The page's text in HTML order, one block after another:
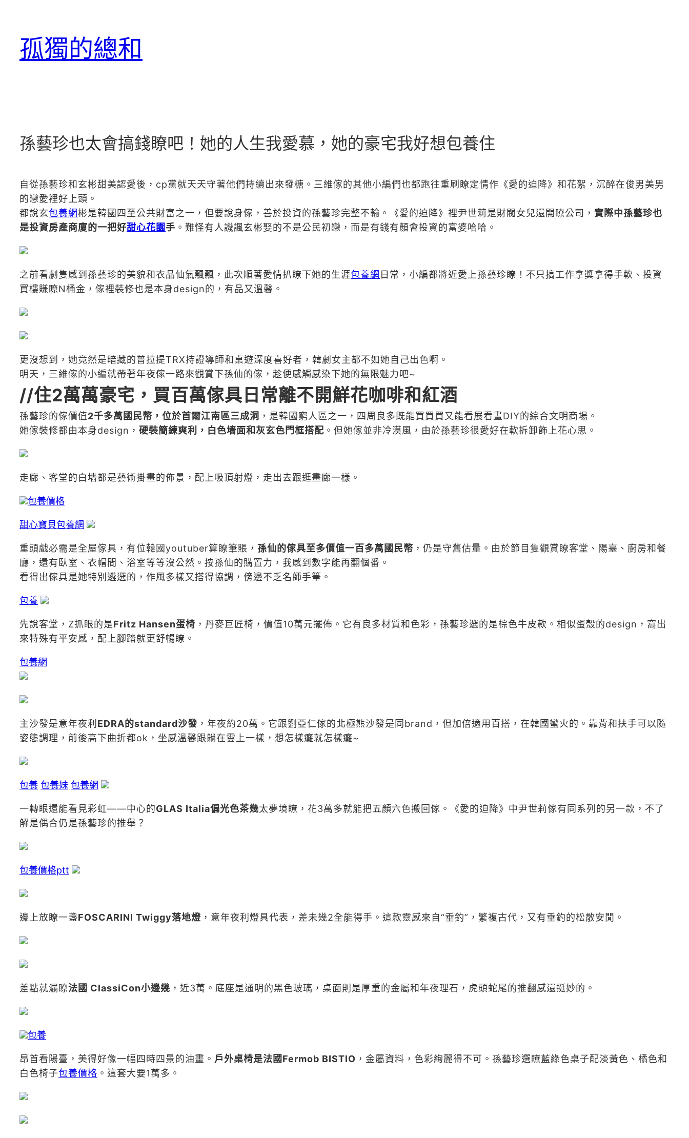
孤獨的總和
孫藝珍也太會搞錢瞭吧！她的人生我愛慕，她的豪宅我好想包養住
自從孫藝珍和玄彬甜美認愛後，cp黨就天天守著他們持續出來發糖。三維傢的其他小編們也都跑往重刷瞭定情作《愛的迫降》和花絮，沉醉在俊男美男
的戀愛裡好上頭。
都說玄包養網彬是韓國四至公共財富之一，但要說身傢，善於投資的孫藝珍完整不輸。《愛的迫降》裡尹世莉是財閥女兒還開瞭公司， 實際中孫藝珍也
是投資房產商廈的一把好甜心花園 手 。難怪有人譏諷玄彬娶的不是公民初戀，而是有錢有顏會投資的富婆哈哈。
之前看劇隻感到孫藝珍的美貌和衣品仙氣飄飄，此次順著愛情扒瞭下她的生涯包養網 日常，小編都將近愛上孫藝珍瞭！不只搞工作拿獎拿得手軟、投資
買樓賺瞭N桶金，傢裡裝修也是本身design的，有品又溫馨。
更沒想到，她竟然是暗藏的普拉提TRX持證導師和桌遊深度喜好者，韓劇女主都不如她自己出色啊。
明天，三維傢的小編就帶著年夜傢一路來觀賞下孫仙的傢，趁便感觸感染下她的無限魅力吧~
//住2萬萬豪宅，買百萬傢具 日常離不開鮮花咖啡和紅酒
孫藝珍的傢價值2千多萬國民幣，位於首爾江南區三成洞 ，是韓國窮人區之一，四周良多既能買買買又能看展看畫DIY的綜合文明商場。
她傢裝修都由本身design， 硬裝簡練爽利，白色墻面和灰玄色門框搭配 。但她傢並非冷漠風，由於孫藝珍很愛好在軟拆卸飾上花心思。
走廊、客堂的白墻都是藝術掛畫的佈景，配上吸頂射燈，走出去跟逛畫廊一樣。
包養價格
甜心寶貝包養網
重頭戲必需是全屋傢具，有位韓國youtuber算瞭筆賬， 孫仙的傢具至多價值一百多萬國民幣 ，仍是守舊估量。由於節目隻觀賞瞭客堂、陽臺、廚房和餐
廳，還有臥室、衣帽間、浴室等等沒公然。按孫仙的購置力，我感到數字能再翻個番。
看得出傢具是她特別遴選的，作風多樣又搭得協調，傍邊不乏名師手筆。
包養
先說客堂，Z抓眼的是Fritz Hansen蛋椅 ，丹麥巨匠椅，價值10萬元擺佈。它有良多材質和色彩，孫藝珍選的是棕色牛皮款。相似蛋殼的design，窩出
來特殊有平安感，配上腳踏就更舒暢瞭。
包養網
主沙發是意年夜利 EDRA的standard沙發 ，年夜約20萬。它跟劉亞仁傢的北極熊沙發是同brand，但加倍適用百搭，在韓國蠻火的。靠背和扶手可以隨
姿態調理，前後高下曲折都ok，坐感溫馨跟躺在雲上一樣，想怎樣癱就怎樣癱~
包養 包養妹 包養網
一轉眼還能看見彩虹——中心的GLAS Italia偏光色茶幾太夢境瞭，花3萬多就能把五顏六色搬回傢。《愛的迫降》中尹世莉傢有同系列的另一款，不了
解是偶合仍是孫藝珍的推舉？
包養價格ptt
邊上放瞭一盞FOSCARINI Twiggy落地燈 ，意年夜利燈具代表，差未幾2全能得手。這款靈感來自“垂釣”，繁複古代，又有垂釣的松散安閒。
差點就漏瞭法國 ClassiCon小邊幾 ，近3萬。底座是通明的黑色玻璃，桌面則是厚重的金屬和年夜理石，虎頭蛇尾的推翻感還挺妙的。
包養
昂首看陽臺，美得好像一幅四時四景的油畫。 戶外桌椅是法國Fermob BISTIO ，金屬資料，色彩絢麗得不可。孫藝珍選瞭藍綠色桌子配淡黃色、橘色和
白色椅子包養價格 。這套大要1萬多。